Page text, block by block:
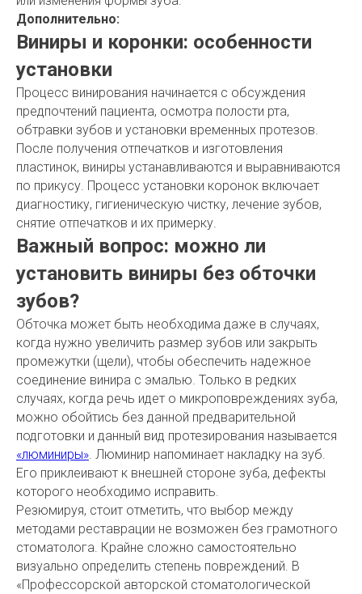
Дополнительно:
Виниры и коронки: особенности
установки
Процесс винирования начинается с обсуждения
предпочтений пациента, осмотра полости рта,
обтравки зубов и установки временных протезов.
После получения отпечатков и изготовления
пластинок, виниры устанавливаются и выравниваются
по прикусу. Процесс установки коронок включает
диагностику, гигиеническую чистку, лечение зубов,
снятие отпечатков и их примерку.
Важный вопрос: можно ли
установить виниры без обточки
зубов?
Обточка может быть необходима даже в случаях,
когда нужно увеличить размер зубов или закрыть
промежутки (щели), чтобы обеспечить надежное
соединение винира с эмалью. Только в редких
случаях, когда речь идет о микроповреждениях зуба,
можно обойтись без данной предварительной
подготовки и данный вид протезирования называется
«люминиры». Люминир напоминает накладку на зуб.
Его приклеивают к внешней стороне зуба, дефекты
которого необходимо исправить.
Резюмируя, стоит отметить, что выбор между
методами реставрации не возможен без грамотного
стоматолога. Крайне сложно самостоятельно
визуально определить степень повреждений. В
«Профессорской авторской стоматологической